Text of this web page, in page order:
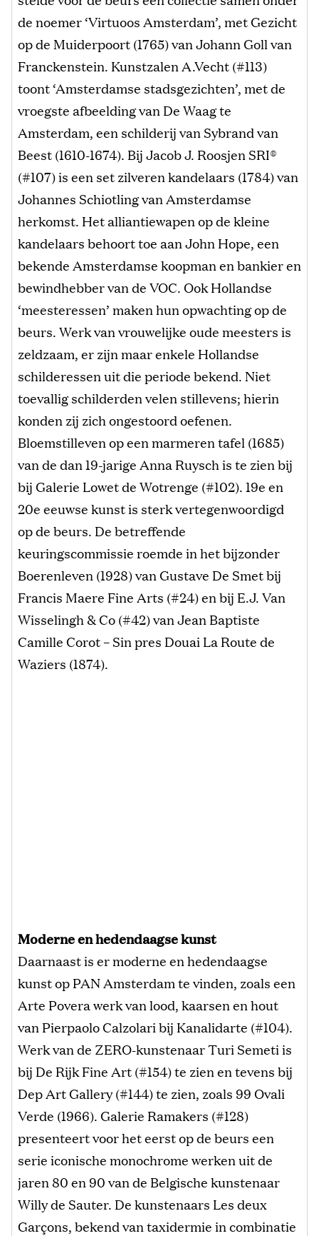
de noemer ‘Virtuoos Amsterdam’, met Gezicht
op de Muiderpoort (1765) van Johann Goll van
Franckenstein. Kunstzalen A.Vecht (#113)
toont ‘Amsterdamse stadsgezichten’, met de
vroegste afbeelding van De Waag te
Amsterdam, een schilderij van Sybrand van
Beest (1610-1674). Bij Jacob J. Roosjen SRI®
(#107) is een set zilveren kandelaars (1784) van
Johannes Schiotling van Amsterdamse
herkomst. Het alliantiewapen op de kleine
kandelaars behoort toe aan John Hope, een
bekende Amsterdamse koopman en bankier en
bewindhebber van de VOC. Ook Hollandse
‘meesteressen’ maken hun opwachting op de
beurs. Werk van vrouwelijke oude meesters is
zeldzaam, er zijn maar enkele Hollandse
schilderessen uit die periode bekend. Niet
toevallig schilderden velen stillevens; hierin
konden zij zich ongestoord oefenen.
Bloemstilleven op een marmeren tafel (1685)
van de dan 19-jarige Anna Ruysch is te zien bij
bij Galerie Lowet de Wotrenge (#102). 19e en
20e eeuwse kunst is sterk vertegenwoordigd
op de beurs. De betreffende
keuringscommissie roemde in het bijzonder
Boerenleven (1928) van Gustave De Smet bij
Francis Maere Fine Arts (#24) en bij E.J. Van
Wisselingh & Co (#42) van Jean Baptiste
Camille Corot – Sin pres Douai La Route de
Waziers (1874).
Moderne en hedendaagse kunst
Daarnaast is er moderne en hedendaagse
kunst op PAN Amsterdam te vinden, zoals een
Arte Povera werk van lood, kaarsen en hout
van Pierpaolo Calzolari bij Kanalidarte (#104).
Werk van de ZERO-kunstenaar Turi Semeti is
bij De Rijk Fine Art (#154) te zien en tevens bij
Dep Art Gallery (#144) te zien, zoals 99 Ovali
Verde (1966). Galerie Ramakers (#128)
presenteert voor het eerst op de beurs een
serie iconische monochrome werken uit de
jaren 80 en 90 van de Belgische kunstenaar
Willy de Sauter. De kunstenaars Les deux
Garçons, bekend van taxidermie in combinatie